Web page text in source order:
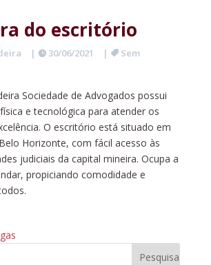
do escritório
| 30/06/2021 |
Sem
Sociedade de Advogados possui
e tecnológica para atender os
O escritório está situado em
Horizonte, com fácil acesso às
judiciais da capital mineira. Ocupa a
propiciando comodidade e